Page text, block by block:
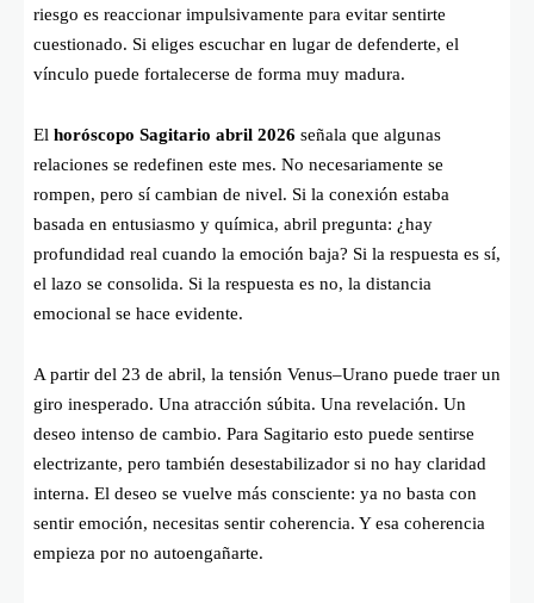
riesgo es reaccionar impulsivamente para evitar sentirte
cuestionado. Si eliges escuchar en lugar de defenderte, el
vínculo puede fortalecerse de forma muy madura.
El horóscopo Sagitario abril 2026 señala que algunas
relaciones se redefinen este mes. No necesariamente se
rompen, pero sí cambian de nivel. Si la conexión estaba
basada en entusiasmo y química, abril pregunta: ¿hay
profundidad real cuando la emoción baja? Si la respuesta es sí,
el lazo se consolida. Si la respuesta es no, la distancia
emocional se hace evidente.
A partir del 23 de abril, la tensión Venus–Urano puede traer un
giro inesperado. Una atracción súbita. Una revelación. Un
deseo intenso de cambio. Para Sagitario esto puede sentirse
electrizante, pero también desestabilizador si no hay claridad
interna. El deseo se vuelve más consciente: ya no basta con
sentir emoción, necesitas sentir coherencia. Y esa coherencia
empieza por no autoengañarte.